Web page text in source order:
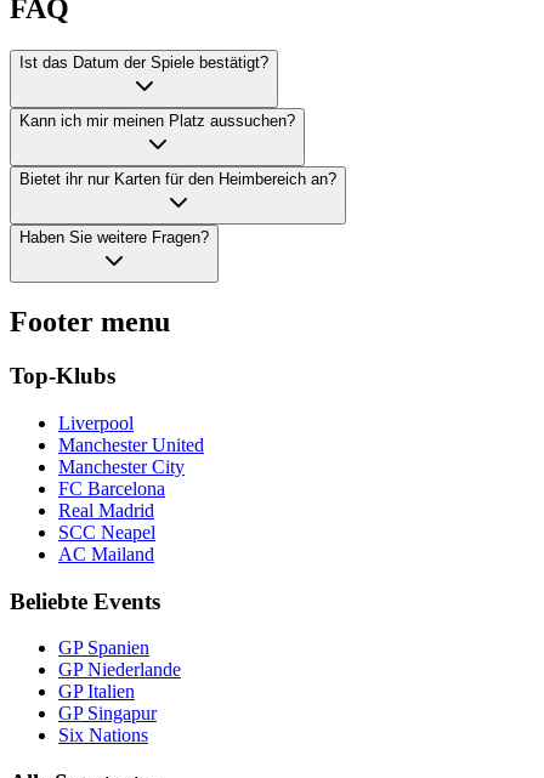
FAQ
Ist das Datum der Spiele bestätigt?
Kann ich mir meinen Platz aussuchen?
Bietet ihr nur Karten für den Heimbereich an?
Haben Sie weitere Fragen?
Footer menu
Top-Klubs
Liverpool
Manchester United
Manchester City
FC Barcelona
Real Madrid
SCC Neapel
AC Mailand
Beliebte Events
GP Spanien
GP Niederlande
GP Italien
GP Singapur
Six Nations